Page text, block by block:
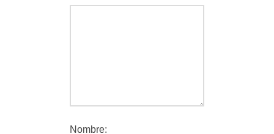
Nombre: